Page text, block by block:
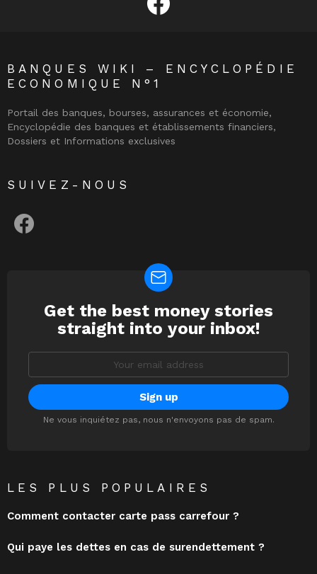
BANQUES WIKI – ENCYCLOPÉDIE
ECONOMIQUE N°1
Portail des banques, bourses, assurances et économie,
Encyclopédie des banques et établissements financiers,
Dossiers et Informations exclusives
SUIVEZ-NOUS
NEWSLETTER
Get the best money stories
straight into your inbox!
Ne vous inquiétez pas, nous n'envoyons pas de spam.
LES PLUS POPULAIRES
Comment contacter carte pass carrefour ?
Qui paye les dettes en cas de surendettement ?